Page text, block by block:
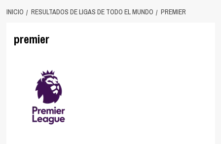
INICIO RESULTADOS DE LIGAS DE TODO EL MUNDO PREMIER
premier